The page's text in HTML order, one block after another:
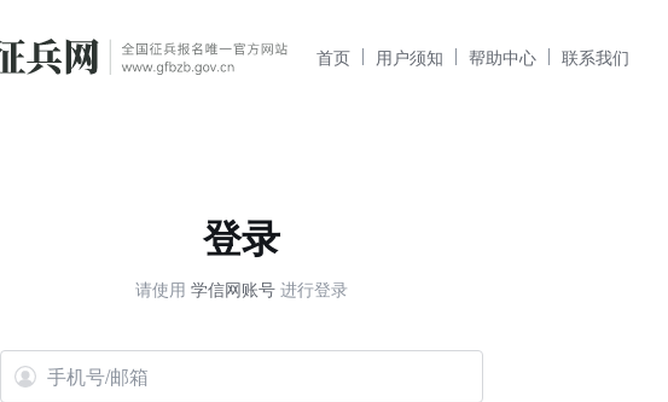
首页 用户须知 帮助中心 联系我们
登录
请使用 学信网账号进行登录